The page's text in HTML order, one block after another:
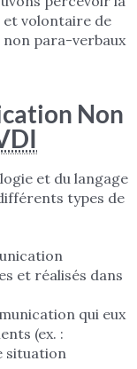
et volontaire de
non para-verbaux
Non
et du langage
types de
et réalisés dans
qui eux
(ex. :
situation